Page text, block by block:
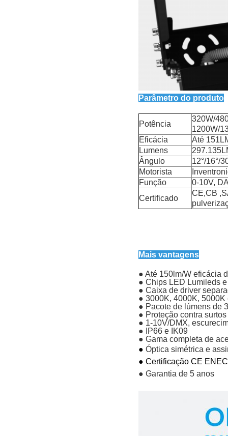
Parâmetro do produto
Potência
320W/
1200W/
Eficácia
Até
Lumens
Ângulo
12°/16°/
Motorista
Função
0-10V,
Certificado
CE,CB
Mais vantagens
● Até 150lm/W eficácia
● Chips LED Lumileds
● Caixa de driver
● 3000K, 4000K,
● Pacote de lúmens de
● Proteção contra
● 1-10V/DMX,
● IP66 e IK09
● Gama completa de
● Óptica simétrica e
● Certificação CE
● Garantia de 5 anos